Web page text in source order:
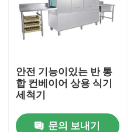
안전 기능이있는 반 통
합 컨베이어 상용 식기
세척기
문의 보내기